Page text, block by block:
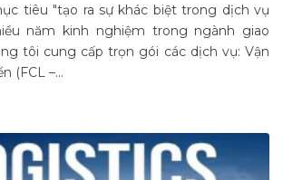
tiêu "tạo ra sự khác biệt trong dịch vụ
năm kinh nghiệm trong ngành giao
tôi cung cấp trọn gói các dịch vụ: Vận
(FCL –...